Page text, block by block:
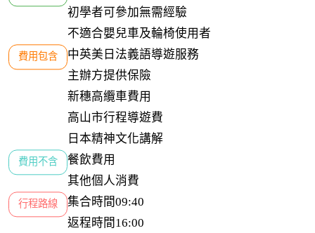
初學者可參加無需經驗
不適合嬰兒車及輪椅使用者
費用包含
中英美日法義語導遊服務
主辦方提供保險
新穗高纜車費用
高山市行程導遊費
日本精神文化講解
費用不含
餐飲費用
其他個人消費
行程路線
集合時間09:40
返程時間16:00